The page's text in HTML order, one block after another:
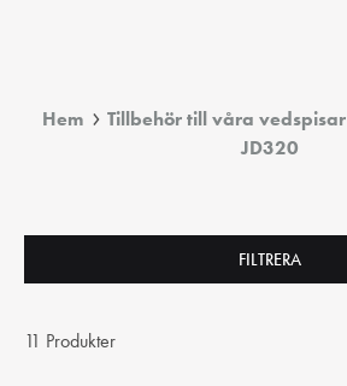
Hem Tillbehör till våra vedspisar
JD320
11 Produkter
FILTRERA